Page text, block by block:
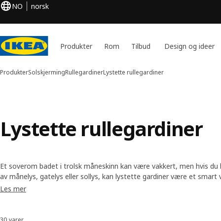
NO norsk
Produkter Rom Tilbud Design og ideer
ProdukterSolskjermingRullegardinerLystette rullegardiner
Lystette rullegardiner
Et soverom badet i trolsk måneskinn kan være vakkert, men hvis
av månelys, gatelys eller sollys, kan lystette gardiner være et smart
stilene og fargene våre og finn de perfekte lystette gardinene for deg.
Les mer